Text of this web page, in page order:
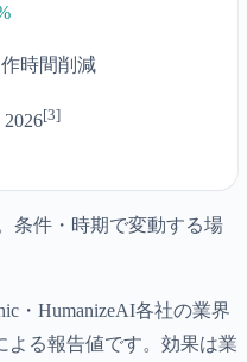
時間削減
[3]
条件・時期で変動する場
・HumanizeAI各社の業界
よる報告値です。効果は業